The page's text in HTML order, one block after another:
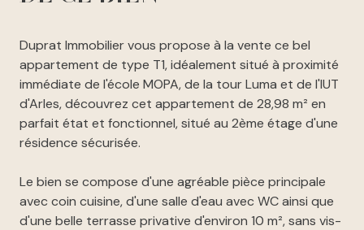
Duprat Immobilier vous propose à la vente ce bel
appartement de type T1, idéalement situé à proximité
immédiate de l'école MOPA, de la tour Luma et de l'IUT
d'Arles, découvrez cet appartement de 28,98 m² en
parfait état et fonctionnel, situé au 2ème étage d'une
résidence sécurisée.
Le bien se compose d'une agréable pièce principale
avec coin cuisine, d'une salle d'eau avec WC ainsi que
d'une belle terrasse privative d'environ 10 m², sans vis-